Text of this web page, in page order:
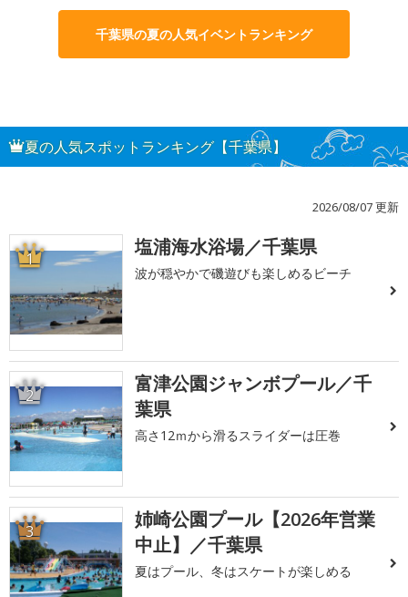
千葉県の夏の人気イベントランキング
夏の人気スポットランキング【千葉県】
2026/08/07 更新
1 塩浦海水浴場／千葉県
波が穏やかで磯遊びも楽しめるビーチ
2
富津公園ジャンボプール／千
葉県
高さ12ｍから滑るスライダーは圧巻
3
姉崎公園プール【2026年営業
中止】／千葉県
夏はプール、冬はスケートが楽しめる